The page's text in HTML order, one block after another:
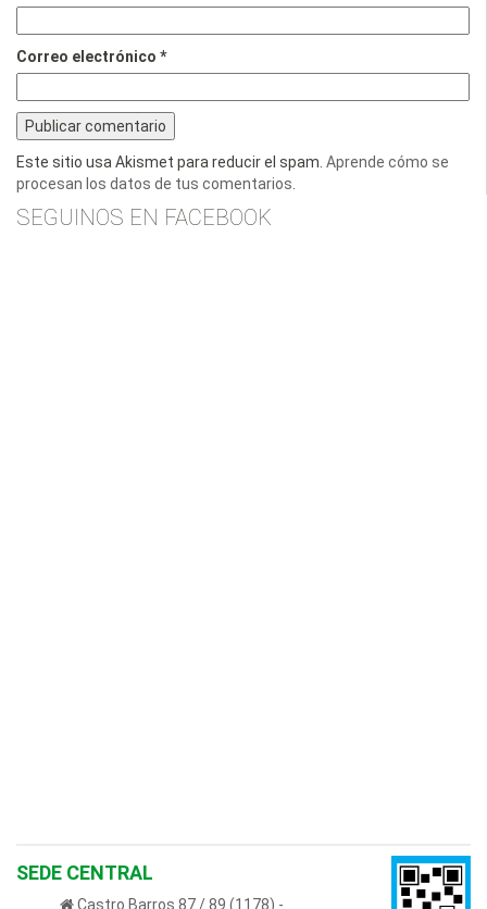
Correo electrónico *
Este sitio usa Akismet para reducir el spam. Aprende cómo se
procesan los datos de tus comentarios
SEGUINOS EN FACEBOOK
SEDE CENTRAL
Castro Barros 87 / 89 (1178) -